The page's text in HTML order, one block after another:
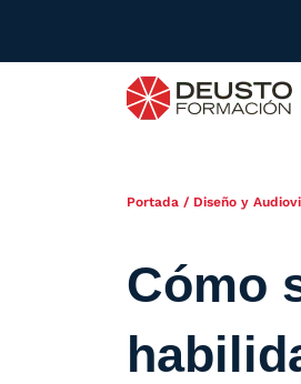
Portada / Diseño y
Cómo